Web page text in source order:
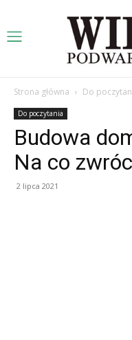
Strona główna Do
Do poczytania
Budowa
Na co
2 lipca 2021